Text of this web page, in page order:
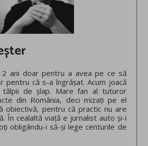
ani doar pentru a avea pe ce să
pentru că s-a îngrășat. Acum joacă
tălpii de șlap. Mare fan al tuturor
din România, deci mizați pe el
obiectivă, pentru că practic nu are
În cealaltă viață e jurnalist auto și-i
obligându-i să-și lege centurile de